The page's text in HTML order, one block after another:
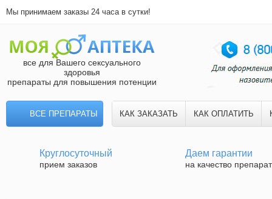
Мы принимаем заказы 24 часа в сутки!
все для Вашего сексуального
здоровья
препараты для повышения потенции
ВСЕ ПРЕПАРАТЫ КАК ЗАКАЗАТЬ КАК ОПЛАТИТЬ
Круглосуточный
прием заказов
Даем гарантии
на качество